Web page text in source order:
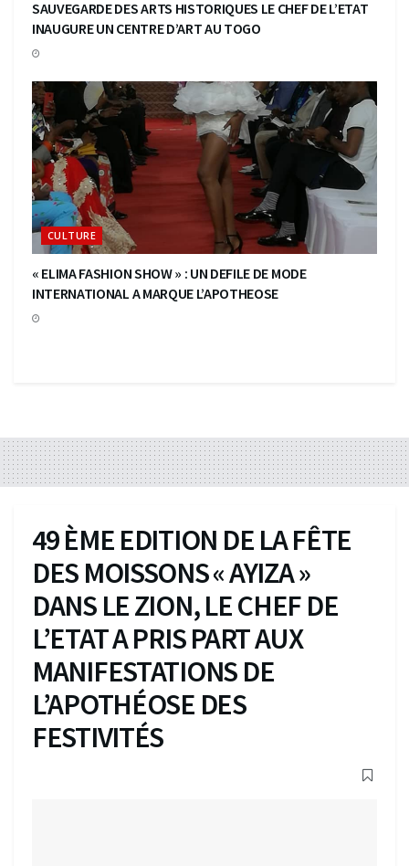
SAUVEGARDE DES ARTS HISTORIQUES LE CHEF DE L’ETAT
INAUGURE UN CENTRE D’ART AU TOGO
CULTURE
« ELIMA FASHION SHOW » : UN DEFILE DE MODE
INTERNATIONAL A MARQUE L’APOTHEOSE
49 ÈME EDITION DE LA FÊTE
DES MOISSONS « AYIZA »
DANS LE ZION, LE CHEF DE
L’ETAT A PRIS PART AUX
MANIFESTATIONS DE
L’APOTHÉOSE DES
FESTIVITÉS